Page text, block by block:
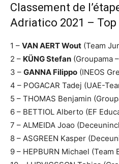
Classement de
Adriatico 2021 – Top
1 – VAN AERT Wout (Team
2 – KÜNG Stefan (Groupama
3 – GANNA Filippo (INEOS
4 – POGACAR Tadej (UAE-
5 – THOMAS Benjamin
6 – BETTIOL Alberto (EF
7 – ALMEIDA Joao
8 – ASGREEN Kasper
9 – HEPBURN Michael (Team